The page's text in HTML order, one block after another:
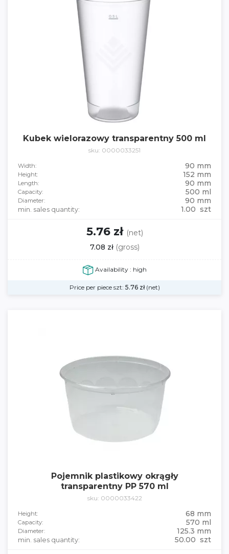
Kubek wielorazowy transparentny 500 ml
sku: 0000033251
Width: 90 mm
Height: 152 mm
Length: 90 mm
Capacity: 500 ml
Diameter: 90 mm
min. sales quantity: 1.00 szt
5.76 zł (net)
7.08 zł (gross)
Availability : high
Price per piece szt: 5.76 zł(net)
Pojemnik plastikowy okrągły
transparentny PP 570 ml
sku: 0000033422
Height: 68 mm
Capacity: 570 ml
Diameter: 125.3 mm
min. sales quantity: 50.00 szt